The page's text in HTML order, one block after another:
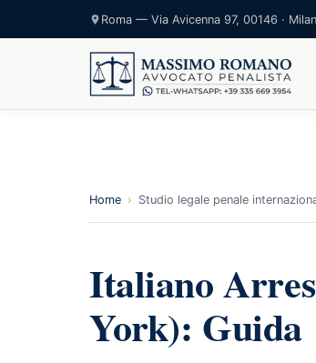
Roma — Via Avicenna 97, 00146 ·
Home › Studio legale penale
Italiano
York): Guida